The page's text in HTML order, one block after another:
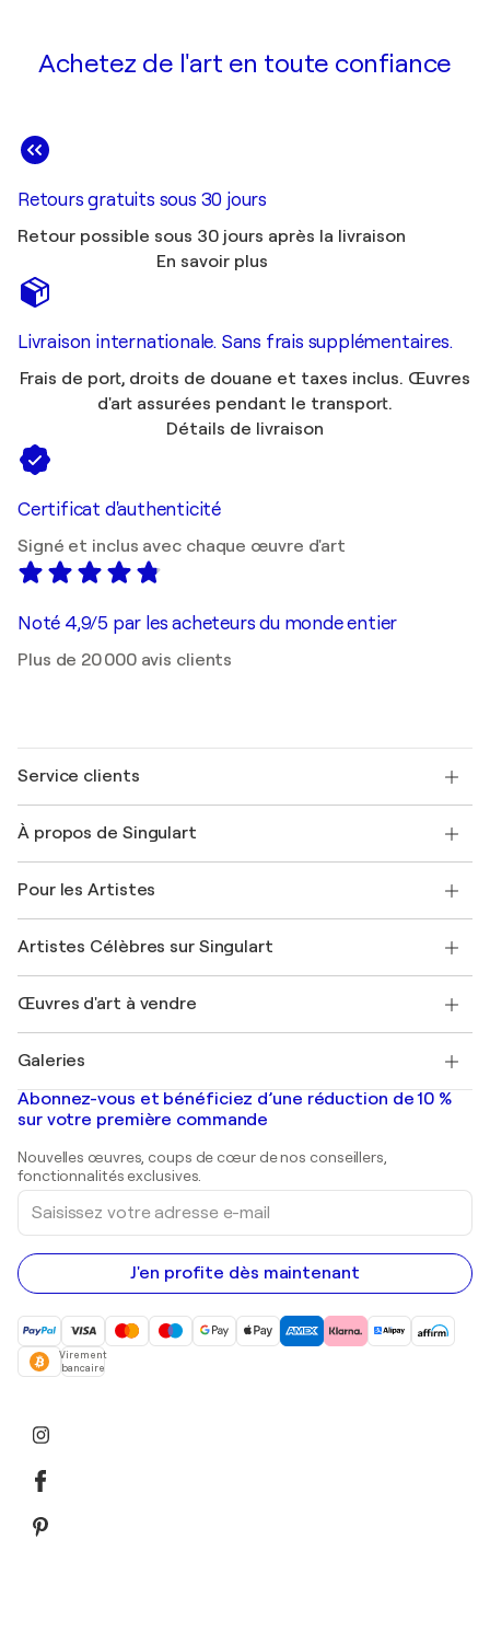
Achetez de l'art en toute confiance
Retours gratuits sous 30 jours
Retour possible sous 30 jours après la livraison
En savoir plus
Livraison internationale. Sans frais supplémentaires.
Frais de port, droits de douane et taxes inclus. Œuvres
d'art assurées pendant le transport.
Détails de livraison
Certificat d'authenticité
Signé et inclus avec chaque œuvre d'art
Noté 4,9/5 par les acheteurs du monde entier
Plus de 20 000 avis clients
Service clients
Expédition
Offrir une carte cadeau
Rejoignez notre programme commercial
Mon compte
+33 1 76 44 06 42
À propos de Singulart
FAQ
Magazine Singulart
Emplois
Découvrez une sélection d'art original
Pour les Artistes
Se connecter en tant qu'Artiste
Artistes Célèbres sur Singulart
Marc Chagall
Banksy
Mr. Brainwash
Shepard Fairey
Œuvres d'art à vendre
Tableaux abstraits à vendre
Peintures de paysage
Estampes
Peintures acryliques
Galeries
Galeries d'art en France
Galeries d'art en Belgique
Abonnez-vous et bénéficiez d’une réduction de 10 %
sur votre première commande
Nouvelles œuvres, coups de cœur de nos conseillers,
fonctionnalités exclusives.
Saisissez
votre
adresse
e-
mail
J'en profite dès maintenant
Virement
bancaire